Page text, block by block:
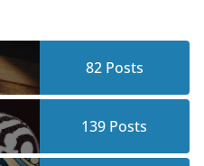
82Posts
139 Posts